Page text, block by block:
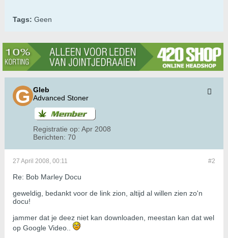
Tags: Geen
Gleb
Advanced Stoner
Registratie op: Apr 2008
Berichten: 70
#2
27 April 2008, 00:11
Re: Bob Marley Docu
geweldig, bedankt voor de link zion, altijd al willen zien zo'n
docu!
jammer dat je deez niet kan downloaden, meestan kan dat wel
op Google Video..